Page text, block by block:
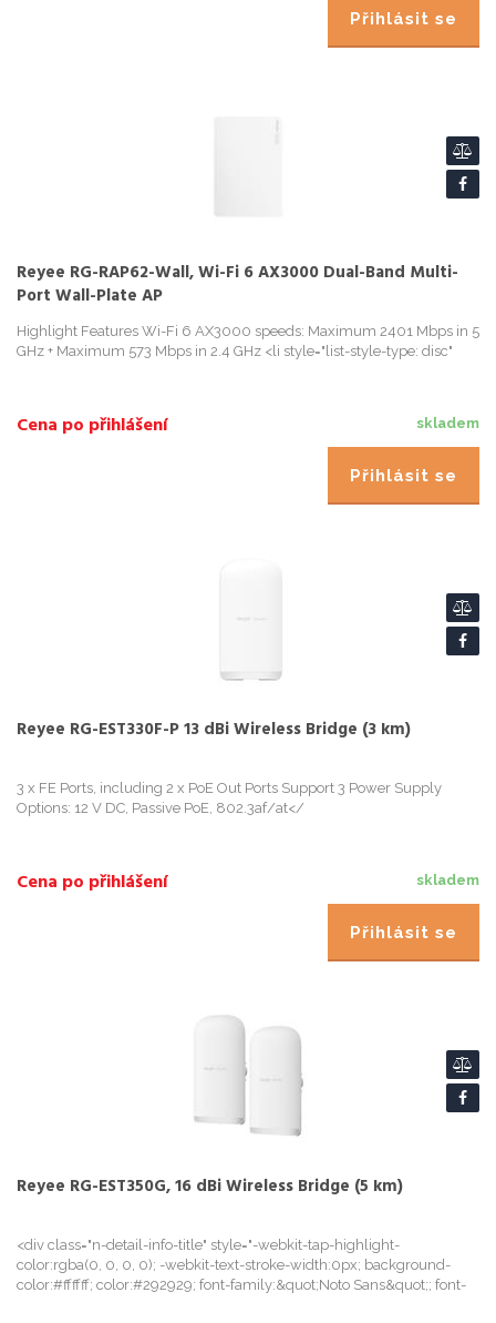
Přihlásit se
Reyee RG-RAP62-Wall, Wi-Fi 6 AX3000 Dual-Band Multi-
Port Wall-Plate AP
Highlight Features Wi-Fi 6 AX3000 speeds: Maximum 2401 Mbps in 5
GHz + Maximum 573 Mbps in 2.4 GHz <li style="list-style-type: disc"
skladem
Cena po přihlášení
Přihlásit se
Reyee RG-EST330F-P 13 dBi Wireless Bridge (3 km)
3 x FE Ports, including 2 x PoE Out Ports Support 3 Power Supply
Options: 12 V DC, Passive PoE, 802.3af/at</
skladem
Cena po přihlášení
Přihlásit se
Reyee RG-EST350G, 16 dBi Wireless Bridge (5 km)
<div class="n-detail-info-title" style="-webkit-tap-highlight-
color:rgba(0, 0, 0, 0); -webkit-text-stroke-width:0px; background-
color:#ffffff; color:#292929; font-family:&quot;Noto Sans&quot;; font-